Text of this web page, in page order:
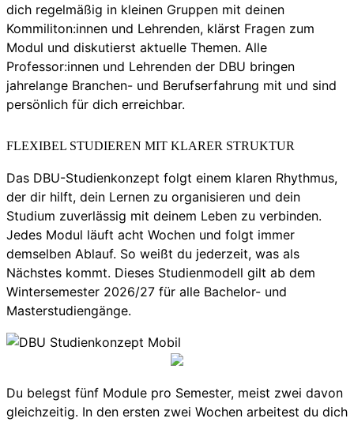
dich regelmäßig in kleinen Gruppen mit deinen
Kommiliton:innen und Lehrenden, klärst Fragen zum
Modul und diskutierst aktuelle Themen. Alle
Professor:innen und Lehrenden der DBU bringen
jahrelange Branchen- und Berufserfahrung mit und sind
persönlich für dich erreichbar.
FLEXIBEL STUDIEREN MIT KLARER STRUKTUR
Das DBU-Studienkonzept folgt einem klaren Rhythmus,
der dir hilft, dein Lernen zu organisieren und dein
Studium zuverlässig mit deinem Leben zu verbinden.
Jedes Modul läuft acht Wochen und folgt immer
demselben Ablauf. So weißt du jederzeit, was als
Nächstes kommt. Dieses Studienmodell gilt ab dem
Wintersemester 2026/27 für alle Bachelor- und
Masterstudiengänge.
Du belegst fünf Module pro Semester, meist zwei davon
gleichzeitig. In den ersten zwei Wochen arbeitest du dich